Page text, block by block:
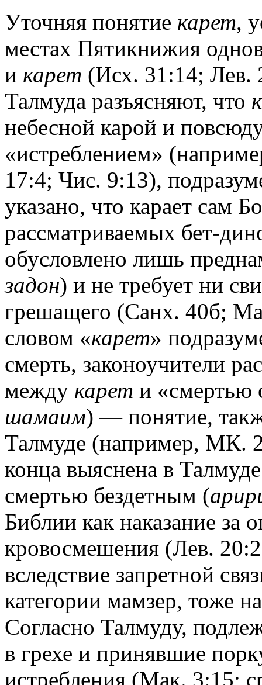
Уточняя понятие карет,
местах Пятикнижия
и карет (Исх. 31:14; Лев.
Талмуда разъясняют, что
небесной карой и
«истреблением»
17:4; Чис. 9:13),
указано, что карает сам
рассматриваемых бет-
обусловлено лишь
задон) и не требует ни
грешащего (Санх. 40б;
словом «карет»
смерть, законоучители
между карет и «смертью
шамаим) — понятие,
Талмуде (например, МК.
конца выяснена в
смертью бездетным (
Библии как наказание за
кровосмешения (Лев.
вследствие запретной
категории мамзер, тоже
Согласно Талмуду,
в грехе и принявшие
истребления (Мак. 3:15;